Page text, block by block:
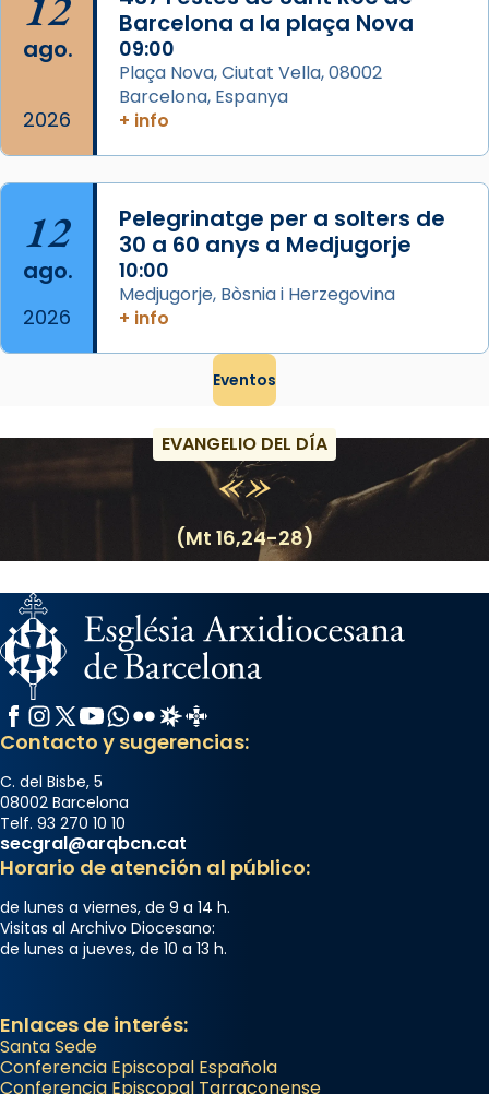
Foto
View on Facebook · Share
ago.
2026
Barcelona a la plaça Nova
09:00
Plaça Nova, Ciutat Vella, 08002
Barcelona, Espanya
+ info
12
ago.
2026
Pelegrinatge per a solters de
30 a 60 anys a Medjugorje
10:00
Medjugorje, Bòsnia i Herzegovina
+ info
Eventos
EVANGELIO DEL DÍA
(Mt 16,24-28)
Facebook
Instagram
X / Twitter
YouTube
WhatsApp
FlickrRadio Estel
Catalunya Cristiana
Contacto y sugerencias:
C. del Bisbe, 5
08002 Barcelona
Telf. 93 270 10 10
secgral@arqbcn.cat
Horario de atención al público:
de lunes a viernes, de 9 a 14 h.
Visitas al Archivo Diocesano:
de lunes a jueves, de 10 a 13 h.
Enlaces de interés:
Santa Sede
Conferencia Episcopal Española
Conferencia Episcopal Tarraconense